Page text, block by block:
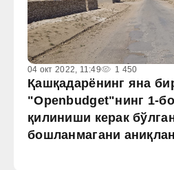
04 окт 2022, 11:49 1 450
Қашқадарёнинг яна
"Openbudget"нинг 1-
қилиниши керак
бошланмагани